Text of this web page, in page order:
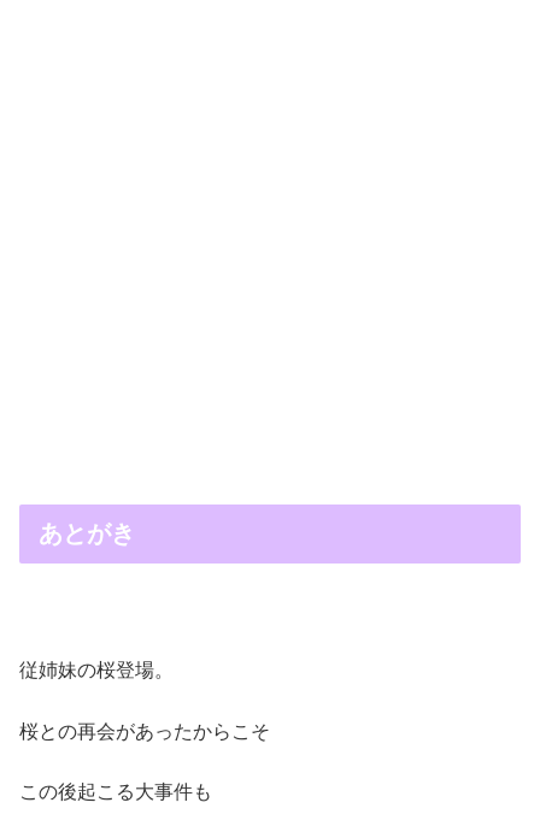
あとがき
従姉妹の桜登場。
桜との再会があったからこそ
この後起こる大事件も